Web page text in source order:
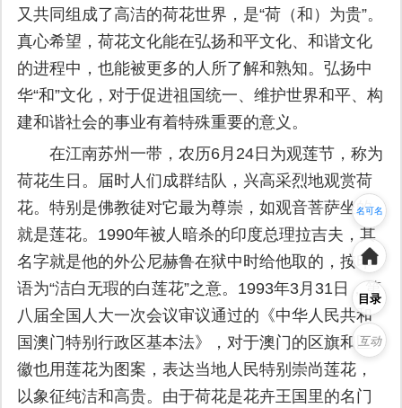
名可名
非常名
目录
互动
又共同组成了高洁的荷花世界，是“荷（和）为贵”。
真心希望，荷花文化能在弘扬和平文化、和谐文化
的进程中，也能被更多的人所了解和熟知。弘扬中
华“和”文化，对于促进祖国统一、维护世界和平、构
建和谐社会的事业有着特殊重要的意义。
在江南苏州一带，农历6月24日为观莲节，称为
荷花生日。届时人们成群结队，兴高采烈地观赏荷
花。特别是佛教徒对它最为尊崇，如观音菩萨坐的
就是莲花。1990年被人暗杀的印度总理拉吉夫，其
名字就是他的外公尼赫鲁在狱中时给他取的，按印
语为“洁白无瑕的白莲花”之意。1993年3月31日，第
八届全国人大一次会议审议通过的《中华人民共和
国澳门特别行政区基本法》，对于澳门的区旗和区
徽也用莲花为图案，表达当地人民特别崇尚莲花，
以象征纯洁和高贵。由于荷花是花卉王国里的名门